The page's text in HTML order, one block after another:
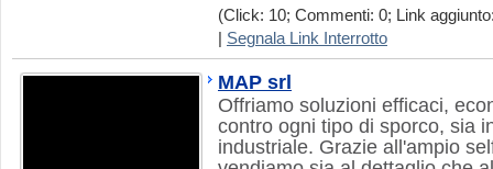
(Click: 10; Commenti: 0; Link
Segnala Link Interrotto
MAP srl
Offriamo soluzioni efficaci,
contro ogni tipo di sporco, sia
industriale. Grazie all'ampio